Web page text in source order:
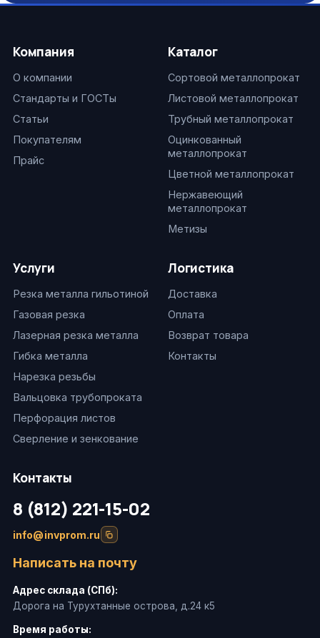
Компания
О компании
Стандарты и ГОСТы
Статьи
Покупателям
Прайс
Каталог
Сортовой металлопрокат
Листовой металлопрокат
Трубный металлопрокат
Оцинкованный
металлопрокат
Цветной металлопрокат
Нержавеющий
металлопрокат
Метизы
Услуги
Резка металла гильотиной
Газовая резка
Лазерная резка металла
Гибка металла
Нарезка резьбы
Вальцовка трубопроката
Перфорация листов
Сверление и зенкование
Логистика
Доставка
Оплата
Возврат товара
Контакты
Контакты
8 (812) 221-15-02
info@invprom.ru
Написать на почту
Адрес склада (СПб):
Дорога на Турухтанные острова, д.24 к5
Время работы: